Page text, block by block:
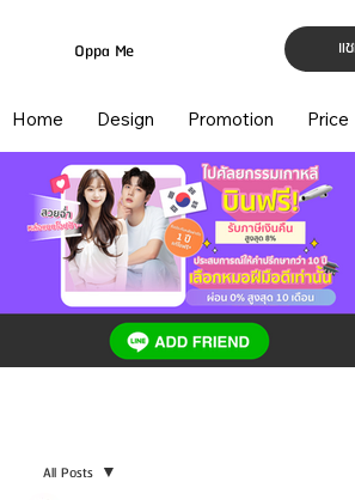
แ
Oppa Me
Home Design Promotion Price
All Posts